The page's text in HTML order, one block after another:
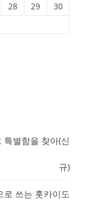
28 29
30
별함을 찾아(신
규)
로 쓰는 홋카이도